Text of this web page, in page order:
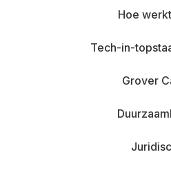
Hoe
Tech-in-
Grover